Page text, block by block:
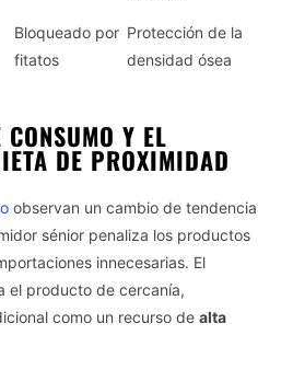
Bloqueado por
fitatos
Protección de la
densidad ósea
Y EL
DE PROXIMIDAD
observan un cambio de tendencia
sénior penaliza los productos
innecesarias. El
el producto de cercanía,
como un recurso de alta